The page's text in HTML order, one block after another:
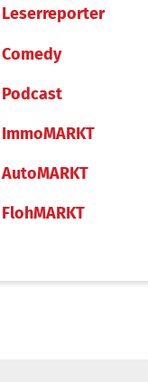
Leserreporter
Comedy
Podcast
ImmoMARKT
AutoMARKT
FlohMARKT